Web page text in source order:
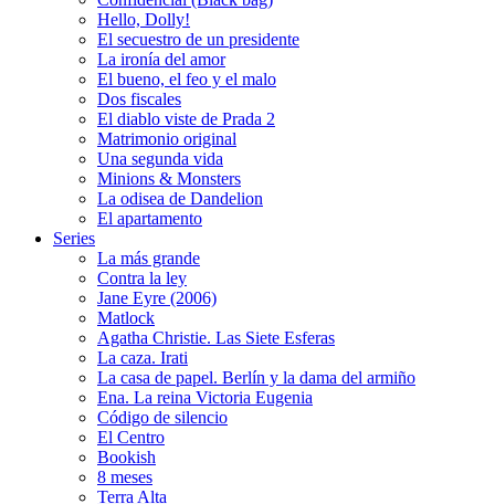
Hello, Dolly!
El secuestro de un presidente
La ironía del amor
El bueno, el feo y el malo
Dos fiscales
El diablo viste de Prada 2
Matrimonio original
Una segunda vida
Minions & Monsters
La odisea de Dandelion
El apartamento
Series
La más grande
Contra la ley
Jane Eyre (2006)
Matlock
Agatha Christie. Las Siete Esferas
La caza. Irati
La casa de papel. Berlín y la dama del armiño
Ena. La reina Victoria Eugenia
Código de silencio
El Centro
Bookish
8 meses
Terra Alta